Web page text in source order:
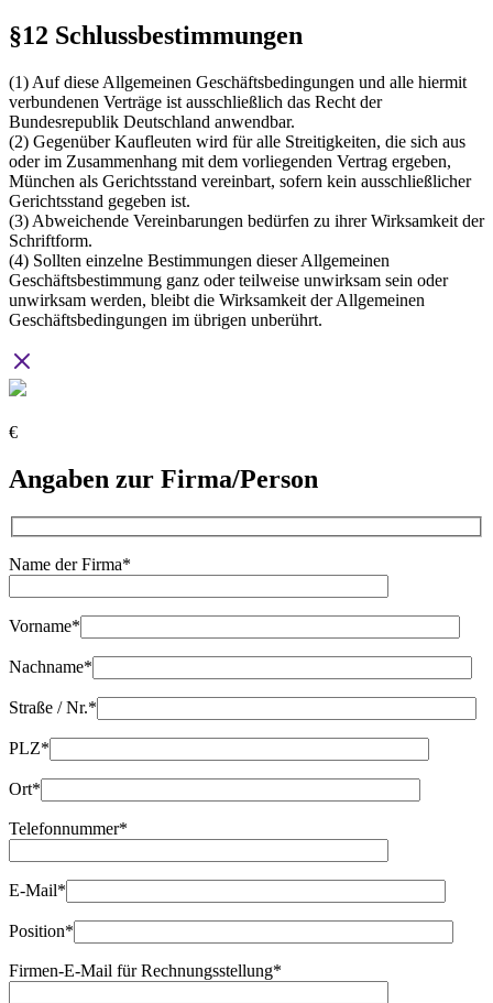
§12 Schlussbestimmungen
(1) Auf diese Allgemeinen Geschäftsbedingungen und alle hiermit
verbundenen Verträge ist ausschließlich das Recht der
Bundesrepublik Deutschland anwendbar.
(2) Gegenüber Kaufleuten wird für alle Streitigkeiten, die sich aus
oder im Zusammenhang mit dem vorliegenden Vertrag ergeben,
München als Gerichtsstand vereinbart, sofern kein ausschließlicher
Gerichtsstand gegeben ist.
(3) Abweichende Vereinbarungen bedürfen zu ihrer Wirksamkeit der
Schriftform.
(4) Sollten einzelne Bestimmungen dieser Allgemeinen
Geschäftsbestimmung ganz oder teilweise unwirksam sein oder
unwirksam werden, bleibt die Wirksamkeit der Allgemeinen
Geschäftsbedingungen im übrigen unberührt.
€
Angaben zur Firma/Person
Name der Firma*
Vorname*
Nachname*
Straße / Nr.*
PLZ*
Ort*
Telefonnummer*
E-Mail*
Position*
Firmen-E-Mail für Rechnungsstellung*